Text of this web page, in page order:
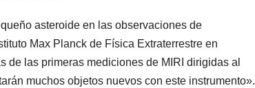
asteroide en las observaciones de
Max Planck de Física Extraterrestre en
las primeras mediciones de MIRI dirigidas al
muchos objetos nuevos con este instrumento».